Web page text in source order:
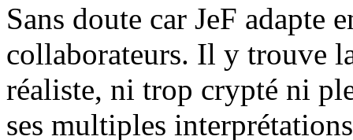
Sans doute car JeF adapte
collaborateurs. Il y trouve
réaliste, ni trop crypté ni
ses multiples